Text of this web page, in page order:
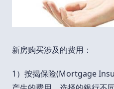
新房购买涉及的费用：
1）按揭保险(Mortgage